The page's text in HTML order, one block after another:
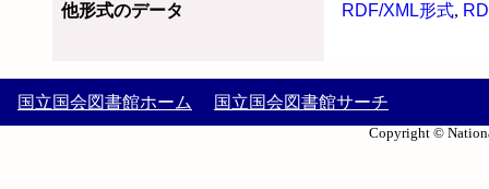
他形式のデータ RDF/XML形式,
国立国会図書館ホーム 国立国会図書館サーチ
Copyright ©